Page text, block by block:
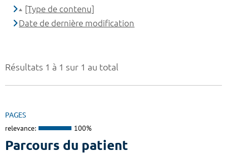
Résultats 1 à 1 sur 1 au total
PAGES
relevance: 100%
Parcours du patient
[Type de contenu]
Date de dernière modification